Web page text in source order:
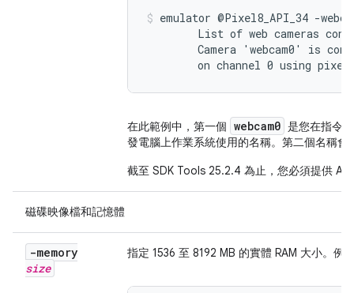
emulator @Pixel8_API_34 -
List of web cameras
Camera 'webcam0' is
on channel 0 using
在此範例中，第一個 webcam0 是您在指令
發電腦上作業系統使用的名稱。第二個名稱會
截至 SDK Tools 25.2.4 為止，您必須提供
磁碟映像檔和記憶體
-memory
size
指定 1536 至 8192 MB 的實體 RAM 大小。例